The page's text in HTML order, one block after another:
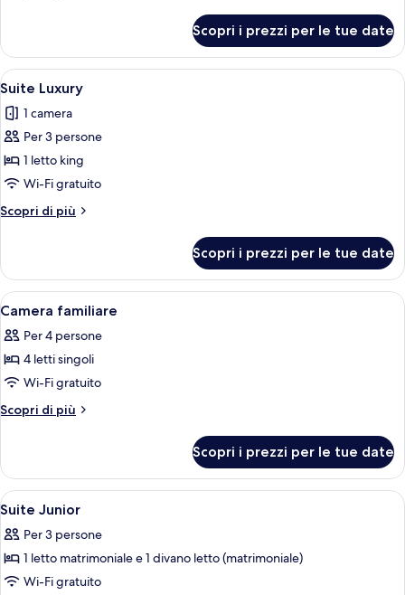
Standard
Scopri i prezzi per le tue date
Apri
tutte
le
foto
per
Suite
Luxury
Una camera da letto con un letto
13
Suite Luxury
1 camera
Per 3 persone
1 letto king
Wi-Fi gratuito
Scopri di più
Altri
Luxury
Scopri i prezzi per le tue date
Apri
tutte
le
foto
per
Camera
Una camera da letto con soffitto
11
Camera familiare
Per 4 persone
4 letti singoli
Wi-Fi gratuito
Scopri di più
Altri
familiare
Scopri i prezzi per le tue date
Apri
tutte
le
foto
per
Camera d'albergo con un letto
8
Suite Junior
Per 3 persone
1 letto matrimoniale e 1 divano letto (matrimoniale)
Wi-Fi gratuito